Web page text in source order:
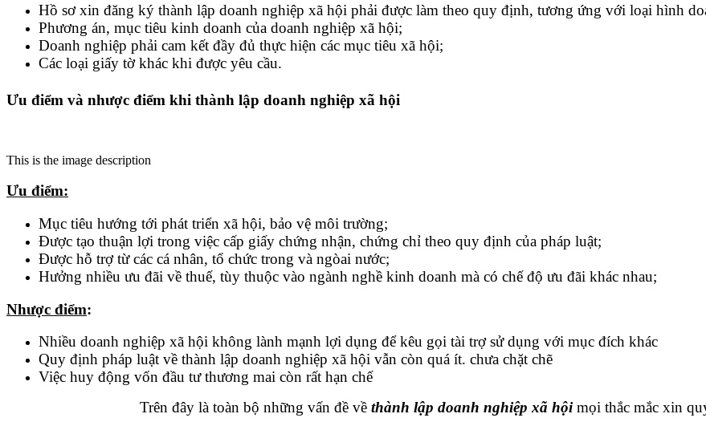
Hồ sơ xin đăng ký thành lập doanh nghiệp xã hội phải được làm theo quy định, tương ứng với loại hình
Phương án, mục tiêu kinh doanh của doanh nghiệp xã hội;
Doanh nghiệp phải cam kết đầy đủ thực hiện các mục tiêu xã hội;
Các loại giấy tờ khác khi được yêu cầu.
Ưu điểm và nhược điểm khi thành lập doanh nghiệp xã hội
This is the image description
Ưu điểm:
Mục tiêu hướng tới phát triển xã hội, bảo vệ môi trường;
Được tạo thuận lợi trong việc cấp giấy chứng nhận, chứng chỉ theo quy định của pháp luật;
Được hỗ trợ từ các cá nhân, tổ chức trong và ngòai nước;
Hưởng nhiều ưu đãi về thuế, tùy thuộc vào ngành nghề kinh doanh mà có chế độ ưu đãi khác nhau;
Nhược điểm:
Nhiều doanh nghiệp xã hội không lành mạnh lợi dụng để kêu gọi tài trợ sử dụng với mục đích khác
Quy định pháp luật về thành lập doanh nghiệp xã hội vẫn còn quá ít. chưa chặt chẽ
Việc huy động vốn đầu tư thương mai còn rất hạn chế
Trên đây là toàn bộ những vấn đề về thành lập doanh nghiệp xã hộimọi thắc mắc xin